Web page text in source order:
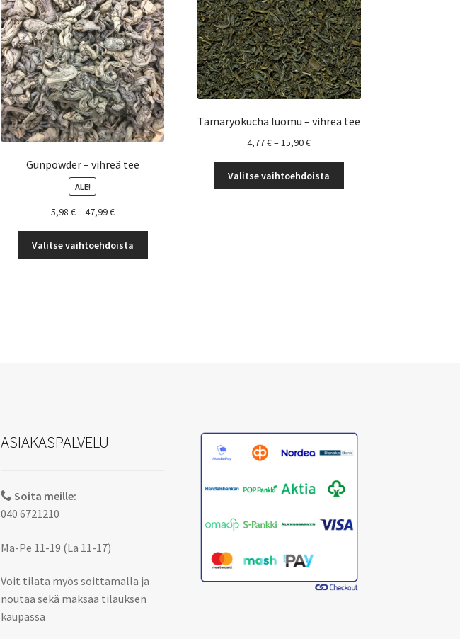
Gunpowder – vihreä tee
ALE!
5,98 €–47,99€Hintaluokka:
-
47,99 €
Valitse vaihtoehdoista
Tamaryokucha luomu – vihreä tee
4,77€–15,90€Hintaluokka:
-
15,90 €
Valitse vaihtoehdoista
ASIAKASPALVELU
Soita meille:
040 6721210
Ma-Pe 11-19 (La 11-17)
Voit tilata myös soittamalla ja
noutaa sekä maksaa tilauksen
kaupassa